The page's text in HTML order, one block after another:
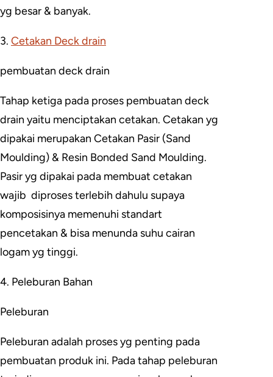
yg besar & banyak.
3. Cetakan Deck drain
pembuatan deck drain
Tahap ketiga pada proses pembuatan deck
drain yaitu menciptakan cetakan. Cetakan yg
dipakai merupakan Cetakan Pasir (Sand
Moulding) & Resin Bonded Sand Moulding.
Pasir yg dipakai pada membuat cetakan
wajib diproses terlebih dahulu supaya
komposisinya memenuhi standart
pencetakan & bisa menunda suhu cairan
logam yg tinggi.
4. Peleburan Bahan
Peleburan
Peleburan adalah proses yg penting pada
pembuatan produk ini. Pada tahap peleburan